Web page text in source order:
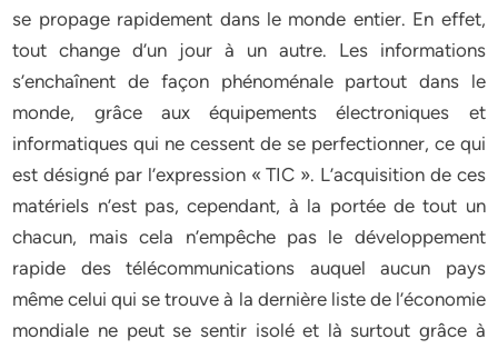
se propage rapidement dans le monde entier. En effet,
tout change d’un jour à un autre. Les informations
s’enchaînent de façon phénoménale partout dans le
monde, grâce aux équipements électroniques et
informatiques qui ne cessent de se perfectionner, ce qui
est désigné par l’expression « TIC ». L’acquisition de ces
matériels n’est pas, cependant, à la portée de tout un
chacun, mais cela n’empêche pas le développement
rapide des télécommunications auquel aucun pays
même celui qui se trouve à la dernière liste de l’économie
mondiale ne peut se sentir isolé et là surtout grâce à